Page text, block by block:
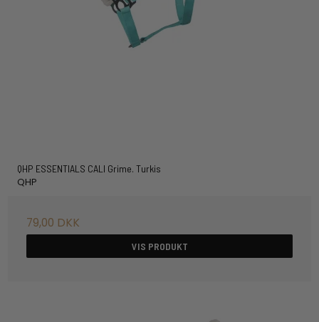
QHP ESSENTIALS CALI Grime. Turkis
QHP
79,00 DKK
VIS PRODUKT